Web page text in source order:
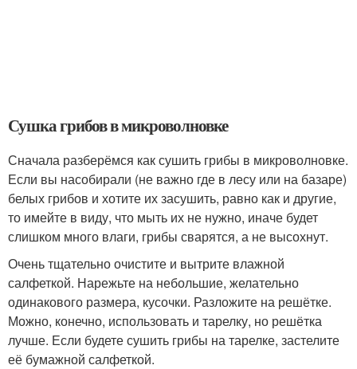
Сушка грибов в микроволновке
Сначала разберёмся как сушить грибы в микроволновке.
Если вы насобирали (не важно где в лесу или на базаре)
белых грибов и хотите их засушить, равно как и другие,
то имейте в виду, что мыть их не нужно, иначе будет
слишком много влаги, грибы сварятся, а не высохнут.
Очень тщательно очистите и вытрите влажной
салфеткой. Нарежьте на небольшие, желательно
одинакового размера, кусочки. Разложите на решётке.
Можно, конечно, использовать и тарелку, но решётка
лучше. Если будете сушить грибы на тарелке, застелите
её бумажной салфеткой.